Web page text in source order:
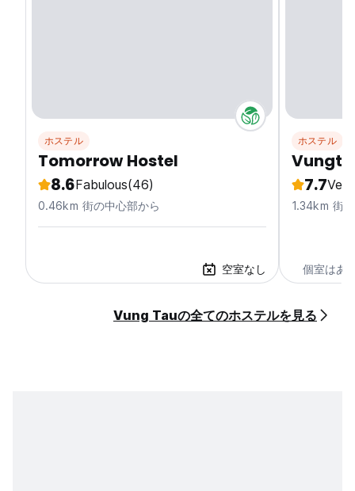
ホステル
Tomorrow Hostel
8.6Fabulous(46)
0.46km 街の中心部から
空室なし
ホステル
7.7
1.34km 街
個室はあ
Vung Tauの全てのホステルを見る